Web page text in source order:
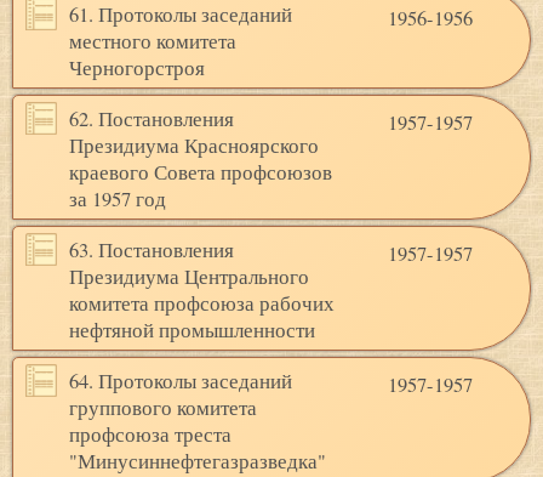
61. Протоколы заседаний
местного комитета
Черногорстроя
1956-1956
62. Постановления
Президиума Красноярского
краевого Совета профсоюзов
за 1957 год
1957-1957
63. Постановления
Президиума Центрального
комитета профсоюза рабочих
нефтяной промышленности
1957-1957
64. Протоколы заседаний
группового комитета
профсоюза треста
"Минусиннефтегазразведка"
1957-1957